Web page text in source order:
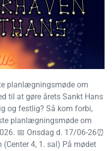
planlægningsmøde om
til at gøre årets Sankt Hans
og festlig? Så kom forbi,
planlægningsmøde om
📅 Onsdag d. 17/06-26⏰
4, 1. sal) På mødet